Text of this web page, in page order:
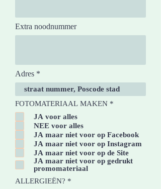
Extra noodnummer
Adres
FOTOMATERIAAL MAKEN *
i
t
JA voor alles
NEE voor alles
JA maar niet voor op Facebook
JA maar niet voor op Instagram
JA maar niet voor op de Site
JA maar niet voor op gedrukt
promomateriaal
ALLERGIEËN? *